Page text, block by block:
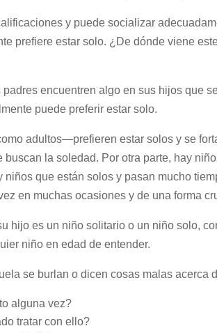
y puede socializar
prefiere estar solo. ¿De dónde viene
padres encuentren algo en sus hijos que
puede preferir estar solo.
adultos—prefieren estar solos y se
buscan la soledad. Por otra parte, hay
niños que están solos y pasan mucho
en muchas ocasiones y de una forma
hijo es un niño solitario o un niño solo,
niño en edad de entender.
se burlan o dicen cosas malas acerca
alguna vez?
tratar con ello?